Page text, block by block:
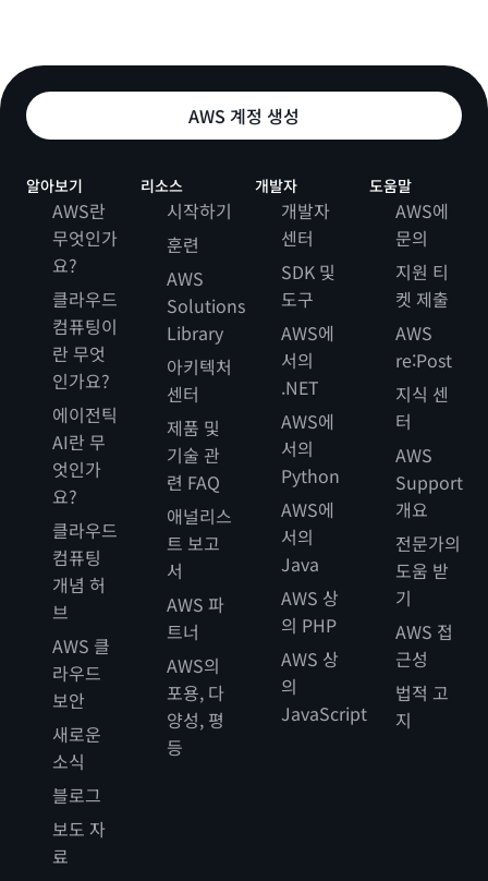
AWS 계정 생성
알아보기
AWS란
무엇인가
요?
클라우드
컴퓨팅이
란 무엇
인가요?
에이전틱
AI란 무
엇인가
요?
클라우드
컴퓨팅
개념 허
브
AWS 클
라우드
보안
새로운
소식
블로그
보도 자
료
리소스
시작하기
훈련
AWS
Solutions
Library
아키텍처
센터
제품 및
기술 관
련 FAQ
애널리스
트 보고
서
AWS 파
트너
AWS의
포용, 다
양성, 평
등
개발자
개발자
센터
SDK 및
도구
AWS에
서의
.NET
AWS에
서의
Python
AWS에
서의
Java
AWS 상
의 PHP
AWS 상
의
JavaScript
도움말
AWS에
문의
지원 티
켓 제출
AWS
re:Post
지식 센
터
AWS
Support
개요
전문가의
도움 받
기
AWS 접
근성
법적 고
지